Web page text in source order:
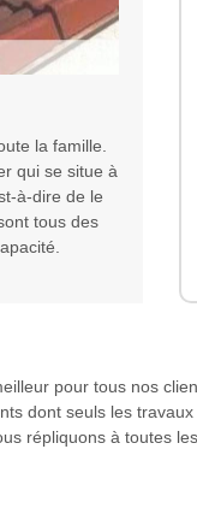
la famille.
qui se situe à
à-dire de le
tous des
pour tous nos
dont seuls les
répliquons à toutes